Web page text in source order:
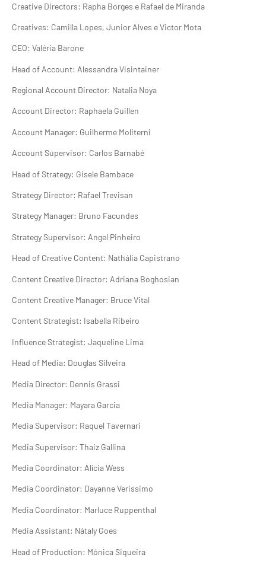
Creative Directors: Rapha Borges e Rafael de Miranda
Creatives: Camilla Lopes, Junior Alves e Victor Mota
CEO: Valéria Barone
Head of Account: Alessandra Visintainer
Regional Account Director: Natalia Noya
Account Director: Raphaela Guillen
Account Manager: Guilherme Moliterni
Account Supervisor: Carlos Barnabé
Head of Strategy: Gisele Bambace
Strategy Director: Rafael Trevisan
Strategy Manager: Bruno Facundes
Strategy Supervisor: Angel Pinheiro
Head of Creative Content: Nathália Capistrano
Content Creative Director: Adriana Boghosian
Content Creative Manager: Bruce Vital
Content Strategist: Isabella Ribeiro
Influence Strategist: Jaqueline Lima
Head of Media: Douglas Silveira
Media Director: Dennis Grassi
Media Manager: Mayara Garcia
Media Supervisor: Raquel Tavernari
Media Supervisor: Thaiz Gallina
Media Coordinator: Alícia Wess
Media Coordinator: Dayanne Verissimo
Media Coordinator: Marluce Ruppenthal
Media Assistant: Nátaly Goes
Head of Production: Mônica Siqueira